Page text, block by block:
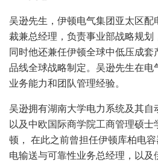
吴逊先生，伊顿电气集团亚太区
裁兼总经理，负责事业部战略规划
同时他还兼任伊顿全球中低压成
品线全球战略制定。吴逊先生在电
业务能力和团队管理经验。
吴逊拥有湖南大学电力系统及其自
以及中欧国际商学院工商管理硕
顿， 在此之前曾担任伊顿库柏电
电输送与可靠性业务总经理，以